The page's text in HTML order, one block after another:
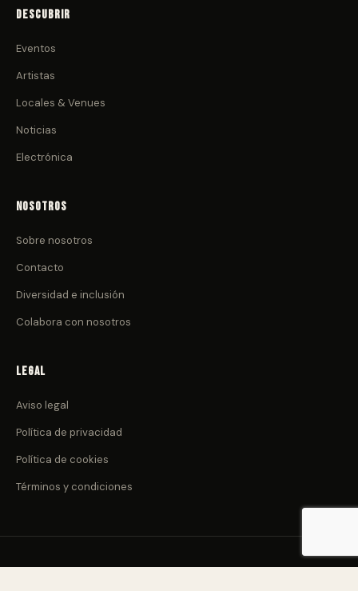
Descubrir
Eventos
Artistas
Locales & Venues
Noticias
Electrónica
Nosotros
Sobre nosotros
Contacto
Diversidad e inclusión
Colabora con nosotros
Legal
Aviso legal
Política de privacidad
Política de cookies
Términos y condiciones